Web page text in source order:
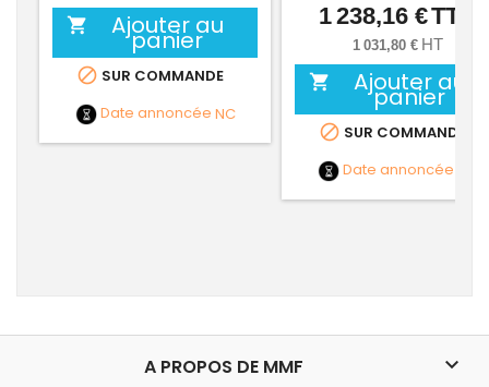
 Ajouter au
panier
 SUR COMMANDE
Date annoncée NC
Prix
1 238,16 €TTC
1 031,80 € HT
 Ajouter au
panier
 SUR COMMANDE
Date annoncée
A PROPOS DE MMF 